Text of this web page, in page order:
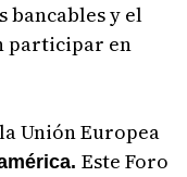
y el
participar en
Unión Europea
Este Foro